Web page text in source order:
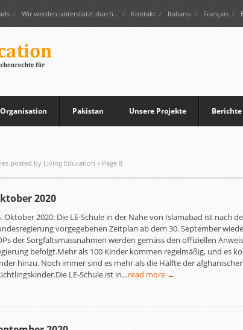
Wir werden unterstützt durch… Kontakt Italiano Français
Organisation Pakistan Unsere Projekte Berichte
posted by Living Education » Page 8
2020
Oktober 2020: Die LE-Schule in der Nähe von Islamabad ist nach
vorgegebenen Zeitplan ab dem 30. September
der Sorgfaltsmassnahmen werden gemäss den offiziellen
befolgt.Mehr als 100 Kinder kommen regelmäßig, und es
hinzu. Noch immer sind es mehr als die Hälfte der afghanischen
LE-Schule ist in…read more →